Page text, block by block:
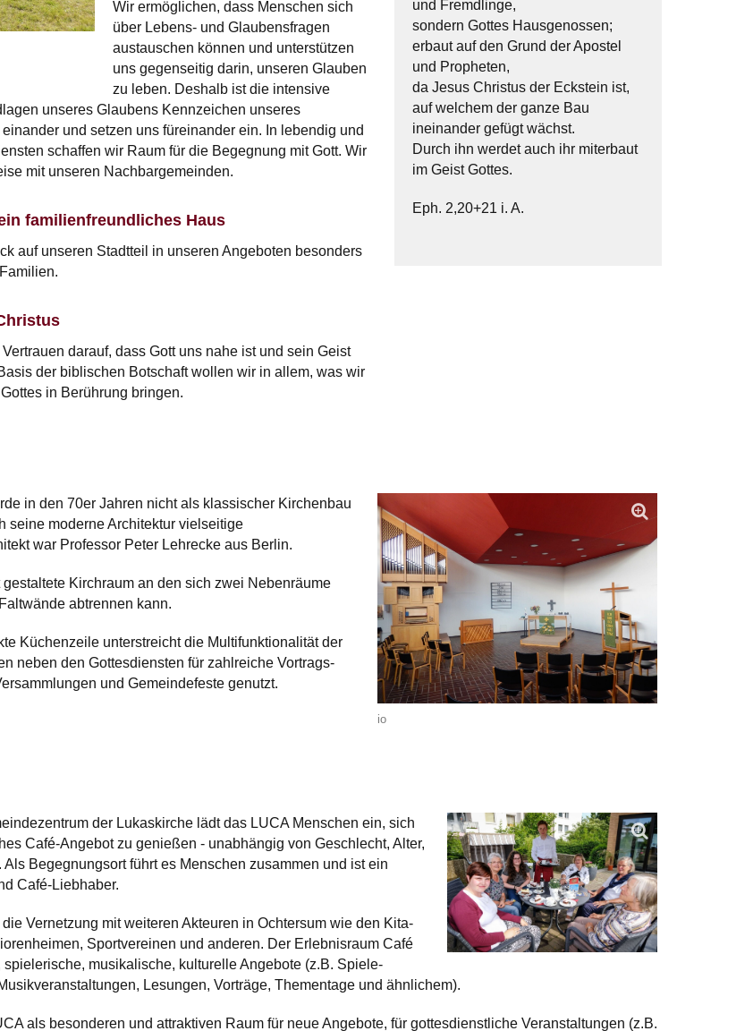
Wir ermöglichen, dass Menschen sich
über Lebens- und Glaubensfragen
austauschen können und unterstützen
uns gegenseitig darin, unseren Glauben
zu leben. Deshalb ist die intensive
unseres Glaubens Kennzeichen unseres
und setzen uns füreinander ein. In lebendig und
schaffen wir Raum für die Begegnung mit Gott. Wir
mit unseren Nachbargemeinden.
familienfreundliches Haus
auf unseren Stadtteil in unseren Angeboten besonders
darauf, dass Gott uns nahe ist und sein Geist
der biblischen Botschaft wollen wir in allem, was wir
in Berührung bringen.
und Fremdlinge,
sondern Gottes Hausgenossen;
erbaut auf den Grund der Apostel
und Propheten,
da Jesus Christus der Eckstein ist,
auf welchem der ganze Bau
ineinander gefügt wächst.
Durch ihn werdet auch ihr miterbaut
im Geist Gottes.
Eph. 2,20+21 i. A.
io
in den 70er Jahren nicht als klassischer Kirchenbau
seine moderne Architektur vielseitige
war Professor Peter Lehrecke aus Berlin.
gestaltete Kirchraum an den sich zwei Nebenräume
abtrennen kann.
Küchenzeile unterstreicht die Multifunktionalität der
neben den Gottesdiensten für zahlreiche Vortrags-
und Gemeindefeste genutzt.
der Lukaskirche lädt das LUCA Menschen ein, sich
Café-Angebot zu genießen - unabhängig von Geschlecht, Alter,
Begegnungsort führt es Menschen zusammen und ist ein
Café-Liebhaber.
Vernetzung mit weiteren Akteuren in Ochtersum wie den Kita-
Sportvereinen und anderen. Der Erlebnisraum Café
musikalische, kulturelle Angebote (z.B. Spiele-
Lesungen, Vorträge, Thementage und ähnlichem).
als besonderen und attraktiven Raum für neue Angebote, für gottesdienstliche Veranstaltungen (z.B.